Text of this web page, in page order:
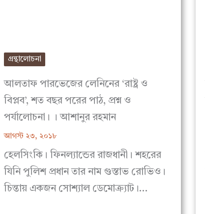
গ্রন্থালোচনা
আলতাফ পারভেজের লেনিনের ‘রাষ্ট্র ও
বিপ্লব’, শত বছর পরের পাঠ, প্রশ্ন ও
পর্যালোচনা। । আশানুর রহমান
আগস্ট ২৩, ২০১৮
হেলসিংকি। ফিনল্যান্ডের রাজধানী। শহরের
যিনি পুলিশ প্রধান তার নাম গুস্তাভ রোভিও।
চিন্তায় একজন সোশ্যাল ডেমোক্র্যাট।…